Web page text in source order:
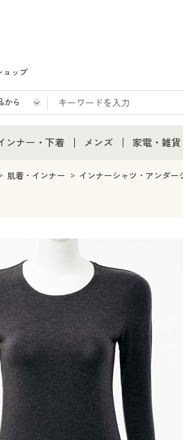
ョップ
べて
ンナー・下着
ンナー・下着通販すべて
ュニア・ティーンズ下着
メンズ
メンズ通販すべて
家電・雑貨
家電・雑
肌着・インナー インナーシャツ・アンダー